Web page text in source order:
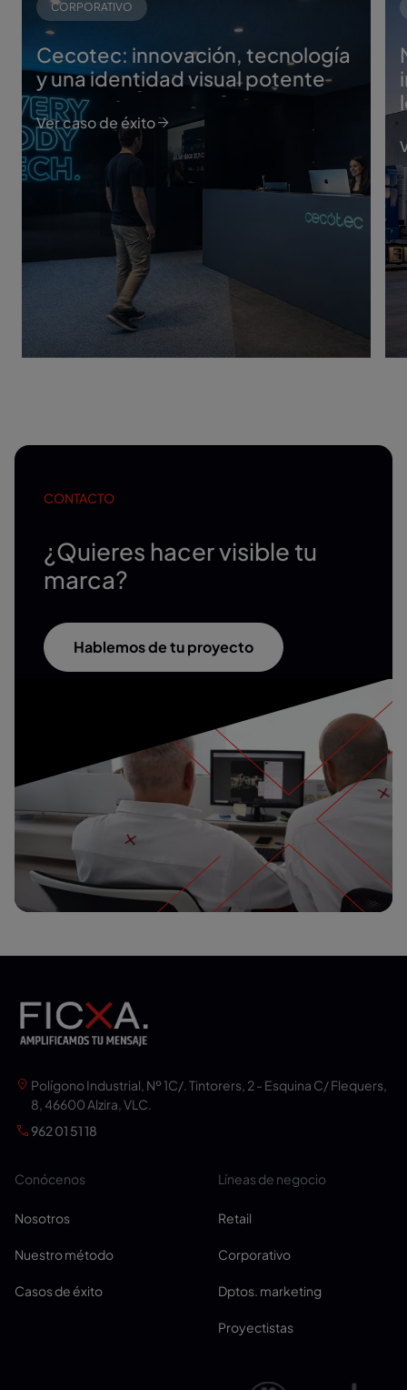
CORPORATIVO
Cecotec: innovación, tecnología
y una identidad visual potente
Ver caso de éxito
CONTACTO
¿Quieres hacer visible tu
marca?
Hablemos de tu proyecto
Polígono Industrial, Nº 1C/. Tintorers, 2 - Esquina C/ Flequers,
8, 46600 Alzira, VLC.
962 01 51 18
Conócenos
Nosotros
Nuestro método
Casos de éxito
Líneas de negocio
Retail
Corporativo
Dptos. marketing
Proyectistas